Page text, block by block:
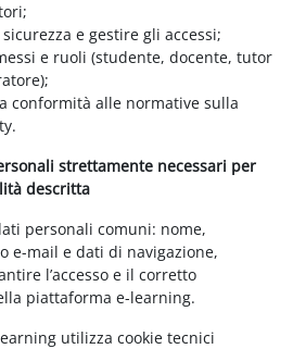
e gestire gli accessi;
e ruoli (studente, docente, tutor
conformità alle normative sulla
strettamente necessari per
descritta
personali comuni: nome,
e-mail e dati di navigazione,
l’accesso e il corretto
piattaforma e-learning.
utilizza cookie tecnici